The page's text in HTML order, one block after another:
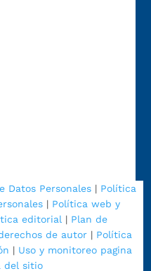
Datos Personales| Política
| Política web y
editorial | Plan de
de autor| Política
| Uso y monitoreo pagina
del sitio